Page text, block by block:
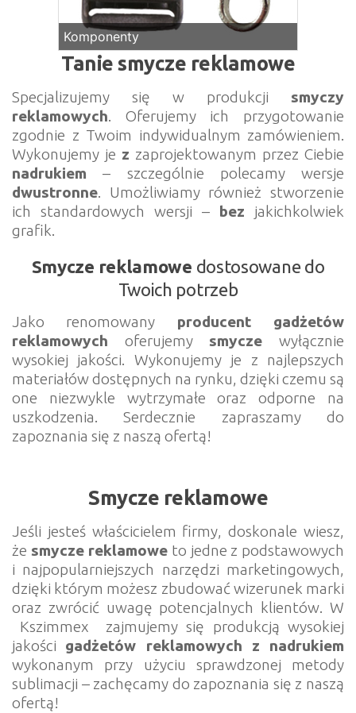
Komponenty
Tanie smycze reklamowe
Specjalizujemy się w produkcji smyczy
reklamowych. Oferujemy ich przygotowanie
zgodnie z Twoim indywidualnym zamówieniem.
Wykonujemy je z zaprojektowanym przez Ciebie
nadrukiem – szczególnie polecamy wersje
dwustronne. Umożliwiamy również stworzenie
ich standardowych wersji – bez jakichkolwiek
grafik.
Smycze reklamowe dostosowane do
Twoich potrzeb
Jako renomowany producent gadżetów
reklamowych oferujemy smycze wyłącznie
wysokiej jakości. Wykonujemy je z najlepszych
materiałów dostępnych na rynku, dzięki czemu są
one niezwykle wytrzymałe oraz odporne na
uszkodzenia. Serdecznie zapraszamy do
zapoznania się z naszą ofertą!
Smycze reklamowe
Jeśli jesteś właścicielem firmy, doskonale wiesz,
że smycze reklamowe to jedne z podstawowych
i najpopularniejszych narzędzi marketingowych,
dzięki którym możesz zbudować wizerunek marki
oraz zwrócić uwagę potencjalnych klientów. W
Kszimmex zajmujemy się produkcją wysokiej
jakości gadżetów reklamowych z nadrukiem
wykonanym przy użyciu sprawdzonej metody
sublimacji – zachęcamy do zapoznania się z naszą
ofertą!